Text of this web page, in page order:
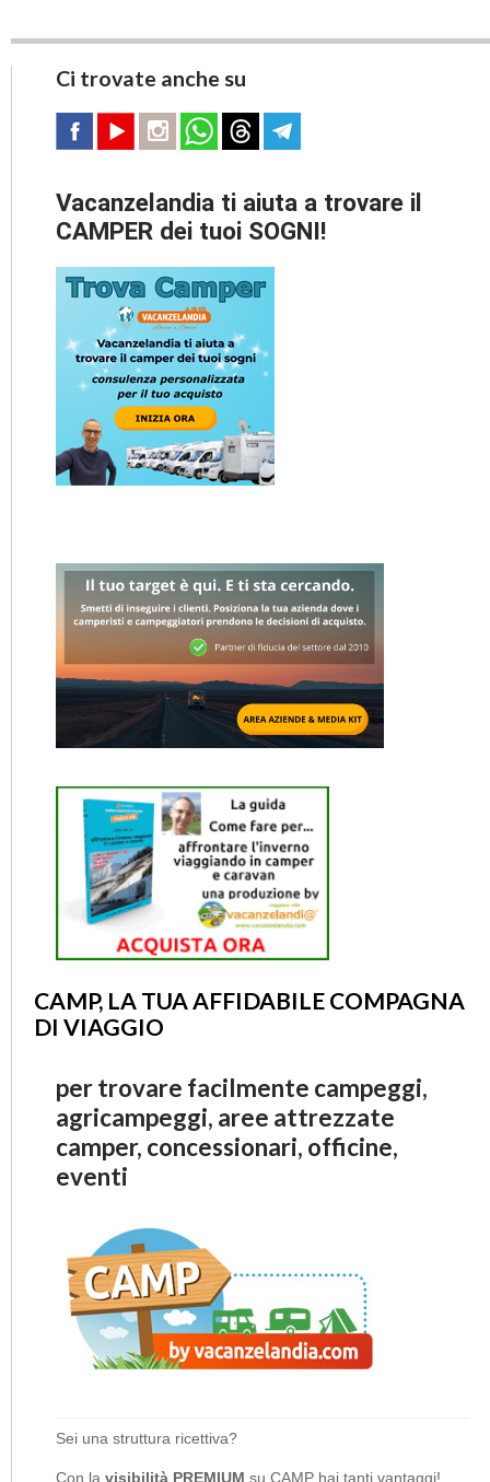
Ci trovate anche su
Vacanzelandia ti aiuta a trovare il
CAMPER dei tuoi SOGNI!
CAMP, LA TUA AFFIDABILE COMPAGNA
DI VIAGGIO
per trovare facilmente campeggi,
agricampeggi, aree attrezzate
camper, concessionari, officine,
eventi
Sei una struttura ricettiva?
Con la visibilità PREMIUM su CAMP hai tanti vantaggi!